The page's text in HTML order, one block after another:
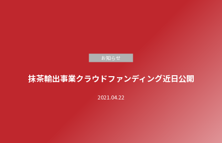
お知らせ
抹茶輸出事業クラウドファンディング近日公開
2021.04.22